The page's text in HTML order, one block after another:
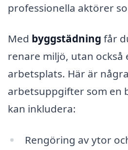
professionella aktörer
Med byggstädning får
renare miljö, utan också
arbetsplats. Här är
arbetsuppgifter som en
kan inkludera:
Rengöring av ytor